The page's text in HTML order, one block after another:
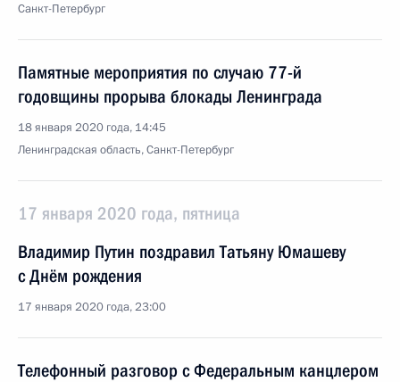
Санкт-Петербург
Памятные мероприятия по случаю 77-й
годовщины прорыва блокады Ленинграда
18 января 2020 года, 14:45
Ленинградская область, Санкт-Петербург
17 января 2020 года, пятница
Владимир Путин поздравил Татьяну Юмашеву
с Днём рождения
17 января 2020 года, 23:00
Телефонный разговор с Федеральным канцлером